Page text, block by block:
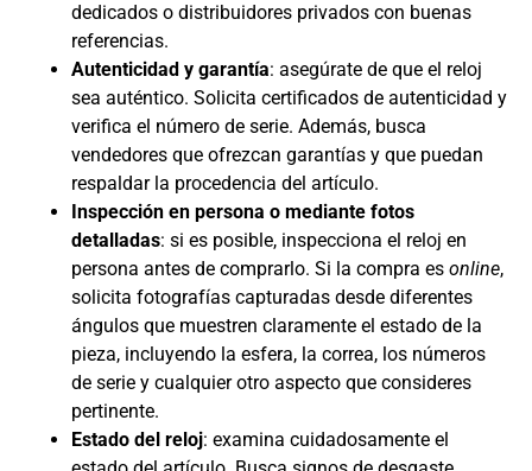
dedicados o distribuidores privados con buenas
referencias.
Autenticidad y garantía: asegúrate de que el reloj
sea auténtico. Solicita certificados de autenticidad y
verifica el número de serie. Además, busca
vendedores que ofrezcan garantías y que puedan
respaldar la procedencia del artículo.
Inspección en persona o mediante fotos
detalladas: si es posible, inspecciona el reloj en
persona antes de comprarlo. Si la compra es online,
solicita fotografías capturadas desde diferentes
ángulos que muestren claramente el estado de la
pieza, incluyendo la esfera, la correa, los números
de serie y cualquier otro aspecto que consideres
pertinente.
Estado del reloj: examina cuidadosamente el